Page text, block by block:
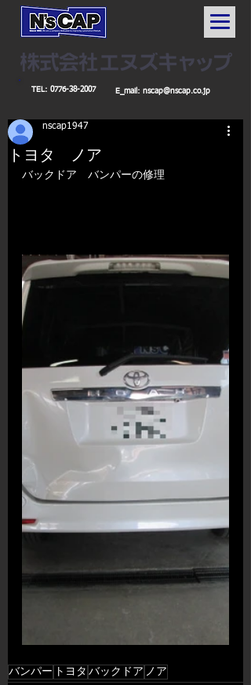
TEL: 0776-38-2007 E_mail: nscap@nscap.co.jp
トヨタ ノア
nscap1947
バックドア　バンパーの修理
バンパー トヨタ バックドア ノア